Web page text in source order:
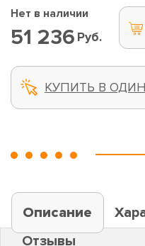
Нет в наличии
51 236 Руб.
КУПИТЬ В
Описание
Отзывы